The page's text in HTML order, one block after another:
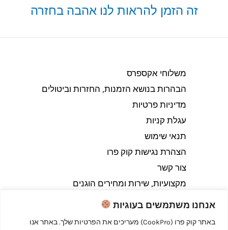
אנחנו משתמשים בעוגיות
באתר קוק פרו (CookPro) מעריכים את הפרטיות שלך. באתר אנו
זה הזמן להראות לנו אהבה בחזרה
משלוחי אקספרס
הבהרות בנושא הזמנות, החזרות וביטולים​
מדיניות פרטיות
עגלת קניות
תנאי שימוש
הצהרת נגישות קוק פרו
צור קשר
מקצועיות, שירות ומחירים הוגנים